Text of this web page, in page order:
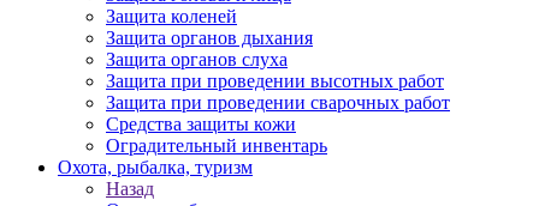
Защита коленей
Защита органов дыхания
Защита органов слуха
Защита при проведении высотных работ
Защита при проведении сварочных работ
Средства защиты кожи
Оградительный инвентарь
Охота, рыбалка, туризм
Назад